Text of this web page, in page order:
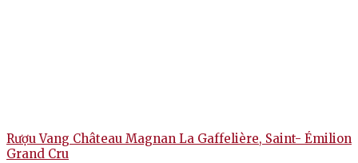
Rượu Vang Château Magnan La Gaffelière, Saint- Émilion
Grand Cru